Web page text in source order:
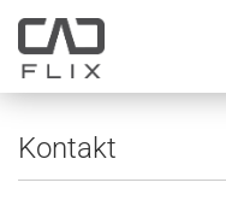
Kontakt